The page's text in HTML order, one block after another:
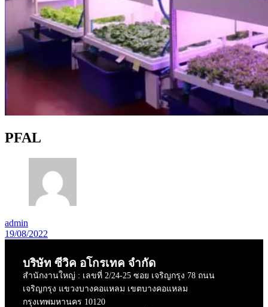
PFAL
admin
19/08/2022
บริษัท ซีวิค อโกรเทค จำกัด
สำนักงานใหญ่ : เลขที่ 2/24-25 ซอย เจริญกรุง 78 ถนน
เจริญกรุง แขวงบางคอแหลม เขตบางคอแหลม
กรุงเทพมหานคร 10120